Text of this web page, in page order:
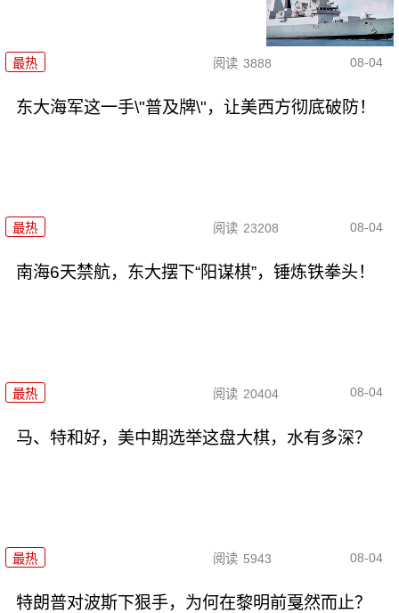
最热 阅读 3888 08-04
东大海军这一手\"普及牌\"，让美西方彻底破防！
最热 阅读 23208 08-04
南海6天禁航，东大摆下“阳谋棋”，锤炼铁拳头！
最热 阅读 20404 08-04
马、特和好，美中期选举这盘大棋，水有多深？
最热 阅读 5943 08-04
特朗普对波斯下狠手，为何在黎明前戛然而止？